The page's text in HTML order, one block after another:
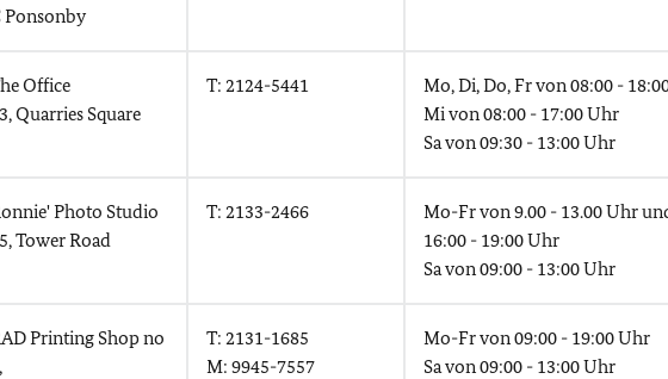
Ponsonby
Office
Quarries Square
T: 2124-5441
Mo, Di, Do, Fr von 08:00 -
Mi von 08:00 - 17:00 Uhr
Sa von 09:30 - 13:00 Uhr
Photo Studio
Tower Road
T: 2133-2466
Mo-Fr von 9.00 - 13.00 Uhr
16:00 - 19:00 Uhr
Sa von 09:00 - 13:00 Uhr
Printing Shop no
T: 2131-1685
M: 9945-7557
Mo-Fr von 09:00 - 19:00 Uhr
Sa von 09:00 - 13:00 Uhr